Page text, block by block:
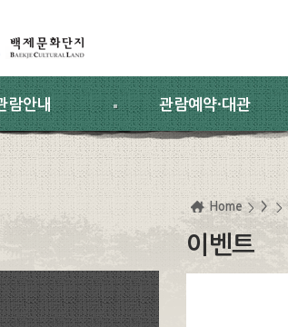
람안내 관람예약·대관
Home >
이벤트